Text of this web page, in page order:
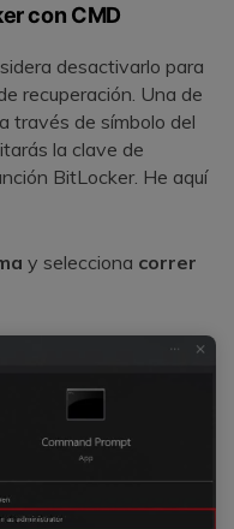
con CMD
desactivarlo para
recuperación. Una de
través de símbolo del
la clave de
BitLocker. He aquí
y selecciona correr